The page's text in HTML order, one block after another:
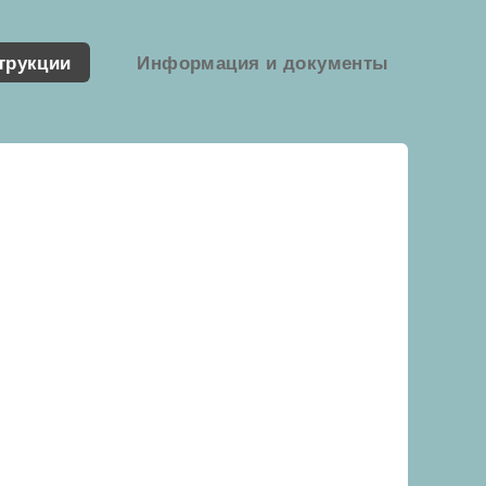
Информация и документы